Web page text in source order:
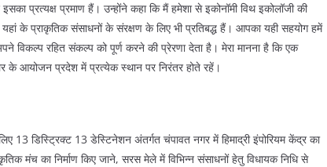
प्रत्यक्ष प्रमाण हैं। उन्होंने कहा कि मैं हमेशा से इकोनॉमी विथ इकोलॉजी की
के प्राकृतिक संसाधनों के संरक्षण के लिए भी प्रतिबद्ध हैं। आपका यही सहयोग हमें
विकल्प रहित संकल्प को पूर्ण करने की प्रेरणा देता है। मेरा मानना है कि एक
के आयोजन प्रदेश में प्रत्येक स्थान पर निरंतर होते रहें।
13 डिस्ट्रिक्ट 13 डेस्टिनेशन अंतर्गत चंपावत नगर में हिमाद्री इंपोरियम केंद्र का
मंच का निर्माण किए जाने, सरस मेले में विभिन्न संसाधनों हेतु विधायक निधि से